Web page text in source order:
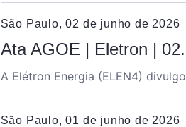
São Paulo, 02 de junho de 2026
Ata AGOE | Eletron |
A Elétron Energia (ELEN4)
São Paulo, 01 de junho de 2026